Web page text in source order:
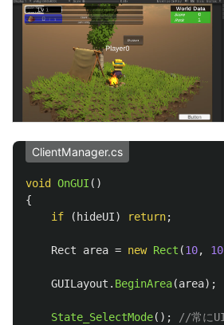
ClientManager.cs
void OnGUI ()
{
if
( hideUI) return;
Rect area = new Rect (10, 10
GUILayout . BeginArea(area);
State_SelectMode(); //常に